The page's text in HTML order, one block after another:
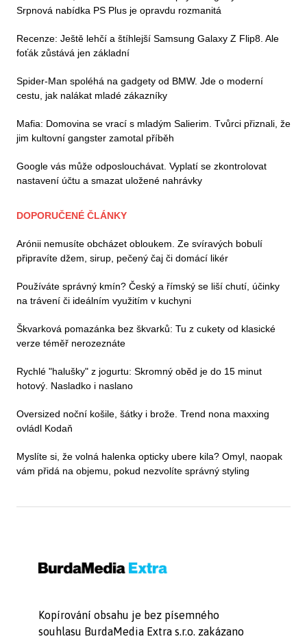
Srpnová nabídka PS Plus je opravdu rozmanitá
Recenze: Ještě lehčí a štíhlejší Samsung Galaxy Z Flip8. Ale
foťák zůstává jen základní
Spider-Man spoléhá na gadgety od BMW. Jde o moderní
cestu, jak nalákat mladé zákazníky
Mafia: Domovina se vrací s mladým Salierim. Tvůrci přiznali, že
jim kultovní gangster zamotal příběh
Google vás může odposlouchávat. Vyplatí se zkontrolovat
nastavení účtu a smazat uložené nahrávky
DOPORUČENÉ ČLÁNKY
Arónii nemusíte obcházet obloukem. Ze svíravých bobulí
připravíte džem, sirup, pečený čaj či domácí likér
Používáte správný kmín? Český a římský se liší chutí, účinky
na trávení či ideálním využitím v kuchyni
Škvarková pomazánka bez škvarků: Tu z cukety od klasické
verze téměř nerozeznáte
Rychlé "halušky" z jogurtu: Skromný oběd je do 15 minut
hotový. Nasladko i naslano
Oversized noční košile, šátky i brože. Trend nona maxxing
ovládl Kodaň
Myslíte si, že volná halenka opticky ubere kila? Omyl, naopak
vám přidá na objemu, pokud nezvolíte správný styling
Kopírování obsahu je bez písemného
souhlasu BurdaMedia Extra s.r.o. zakázano